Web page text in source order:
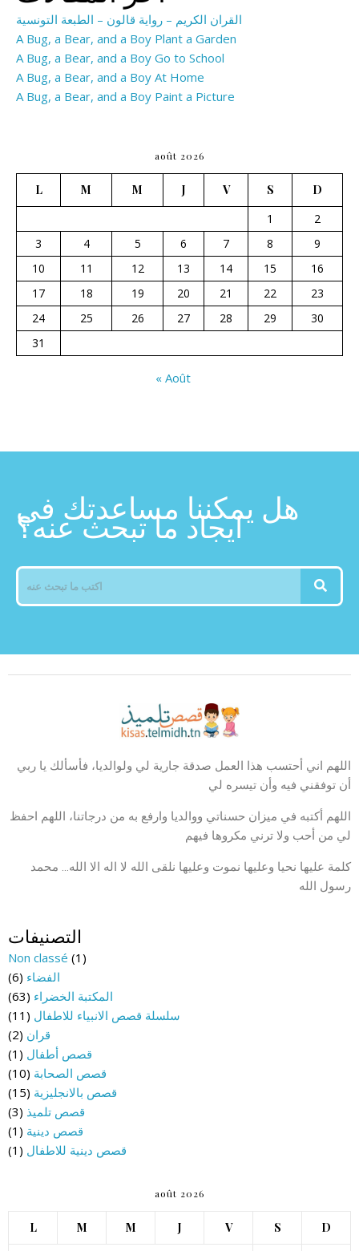
القران الكريم – رواية قالون – الطبعة التونسية
A Bug, a Bear, and a Boy Plant a Garden
A Bug, a Bear, and a Boy Go to School
A Bug, a Bear, and a Boy At Home
A Bug, a Bear, and a Boy Paint a Picture
août 2026
L M M J V S
D
1
2
3
4 5 6 7 8
9
10
11 12 13 14 15
16
17
18 19 20 21 22
23
24
25 26 27 28 29
30
31
« Août
هل يمكننا مساعدتك في
ايجاد ما تبحث عنه؟
اللهم اني أحتسب هذا العمل صدقة جارية لي ولوالديا، فأسألك يا ربي
أن توفقني فيه وأن تيسره لي
اللهم أكتبه في ميزان حسناتي ووالديا وارفع به من درجاتنا، اللهم احفظ
لي من أحب ولا ترني مكروها فيهم
كلمة عليها نحيا وعليها نموت وعليها نلقى الله لا اله الا الله… محمد
رسول الله
التصنيفات
Non classé (1)
الفضاء (6)
المكتبة الخضراء (63)
سلسلة قصص الانبياء للاطفال (11)
قران (2)
قصص أطفال (1)
قصص الصحابة (10)
قصص بالانجليزية (15)
قصص تلميذ (3)
قصص دينية (1)
قصص دينية للاطفال (1)
août 2026
L M M J V S D